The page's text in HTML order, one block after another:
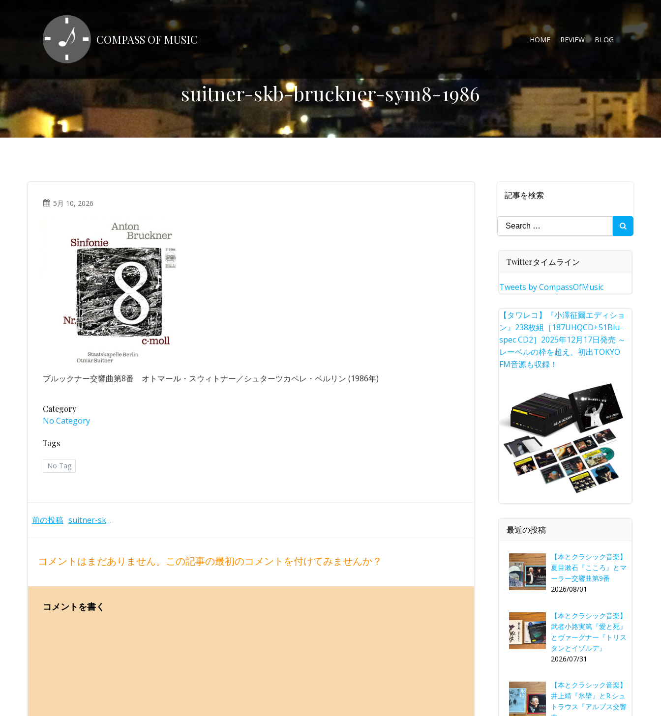
キ
ッ
プ
COMPASS OF MUSIC HOME REVIEW BLOG
suitner-skb-bruckner-sym8-1986
5月 10, 2026
ブルックナー交響曲第8番 オトマール・スウィトナー／シュターツカペレ・ベルリン (1986年)
Category
No Category
Tags
No Tag
Post
前の投稿 suitner-skb-bruckner-sym8-1986
コメントはまだありません。この記事の最初のコメントを付けてみませんか？
コメントを書く
記事を検索
Search
for:
Twitterタイムライン
Tweets by CompassOfMusic
【タワレコ】『小澤征爾エディショ
ン』238枚組［187UHQCD+51Blu-
spec CD2］2025年12月17日発売 ～
レーベルの枠を超え、初出TOKYO
FM音源も収録！
最近の投稿
【本とクラシック音楽】
夏目漱石『こころ』とマ
ーラー交響曲第9番
2026/08/01
【本とクラシック音楽】
武者小路実篤『愛と死』
とヴァーグナー『トリス
タンとイゾルデ』
2026/07/31
【本とクラシック音楽】
井上靖『氷壁』とR.シュ
トラウス『アルプス交響